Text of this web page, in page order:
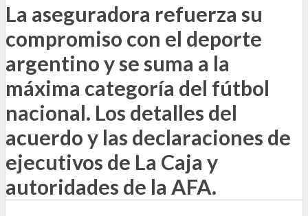
La aseguradora refuerza su
compromiso con el deporte
argentino y se suma a la
máxima categoría del fútbol
nacional. Los detalles del
acuerdo y las declaraciones de
ejecutivos de La Caja y
autoridades de la AFA.